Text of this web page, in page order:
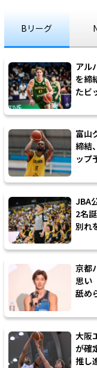
Bリーグ
アル
を締
たビ
富山
締結
ップ
JBA
2名
別れ
京都
思い
舐め
大阪
が確
推し